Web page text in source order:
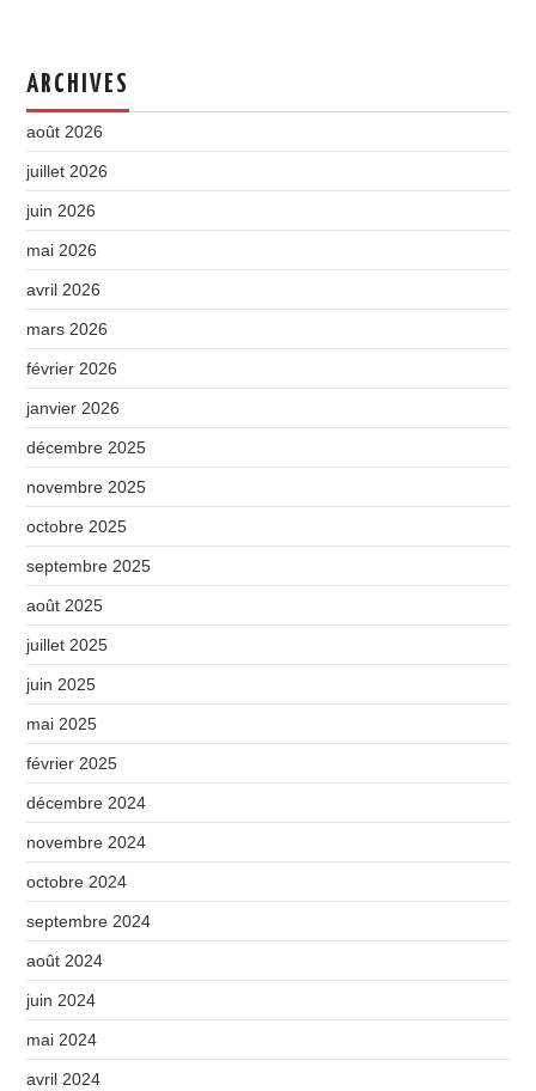
ARCHIVES
août 2026
juillet 2026
juin 2026
mai 2026
avril 2026
mars 2026
février 2026
janvier 2026
décembre 2025
novembre 2025
octobre 2025
septembre 2025
août 2025
juillet 2025
juin 2025
mai 2025
février 2025
décembre 2024
novembre 2024
octobre 2024
septembre 2024
août 2024
juin 2024
mai 2024
avril 2024